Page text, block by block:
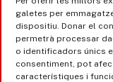
galetes per
dispositiu. Donar el
permetrà processar
o identificadors únics
consentiment, pot
característiques i